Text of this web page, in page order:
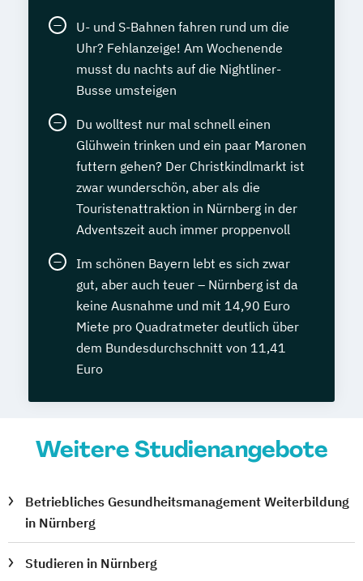
U- und S-Bahnen fahren rund um die
Uhr? Fehlanzeige! Am Wochenende
musst du nachts auf die Nightliner-
Busse umsteigen
Du wolltest nur mal schnell einen
Glühwein trinken und ein paar Maronen
futtern gehen? Der Christkindlmarkt ist
zwar wunderschön, aber als die
Touristenattraktion in Nürnberg in der
Adventszeit auch immer proppenvoll
Im schönen Bayern lebt es sich zwar
gut, aber auch teuer – Nürnberg ist da
keine Ausnahme und mit 14,90 Euro
Miete pro Quadratmeter deutlich über
dem Bundesdurchschnitt von 11,41
Euro
Weitere Studienangebote
Betriebliches Gesundheitsmanagement Weiterbildung
in Nürnberg
Studieren in Nürnberg